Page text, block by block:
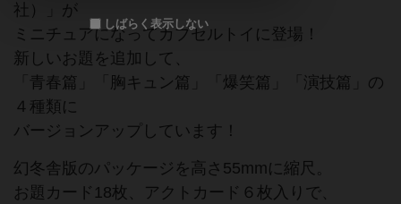
社）」が
ミニチュアになってカプセルトイに登場！
新しいお題を追加して、
「青春篇」「胸キュン篇」「爆笑篇」「演技篇」の
４種類に
バージョンアップしています！
幻冬舎版のパッケージを高さ55mmに縮尺。
お題カード18枚、アクトカード６枚入りで、
しばらく表示しない